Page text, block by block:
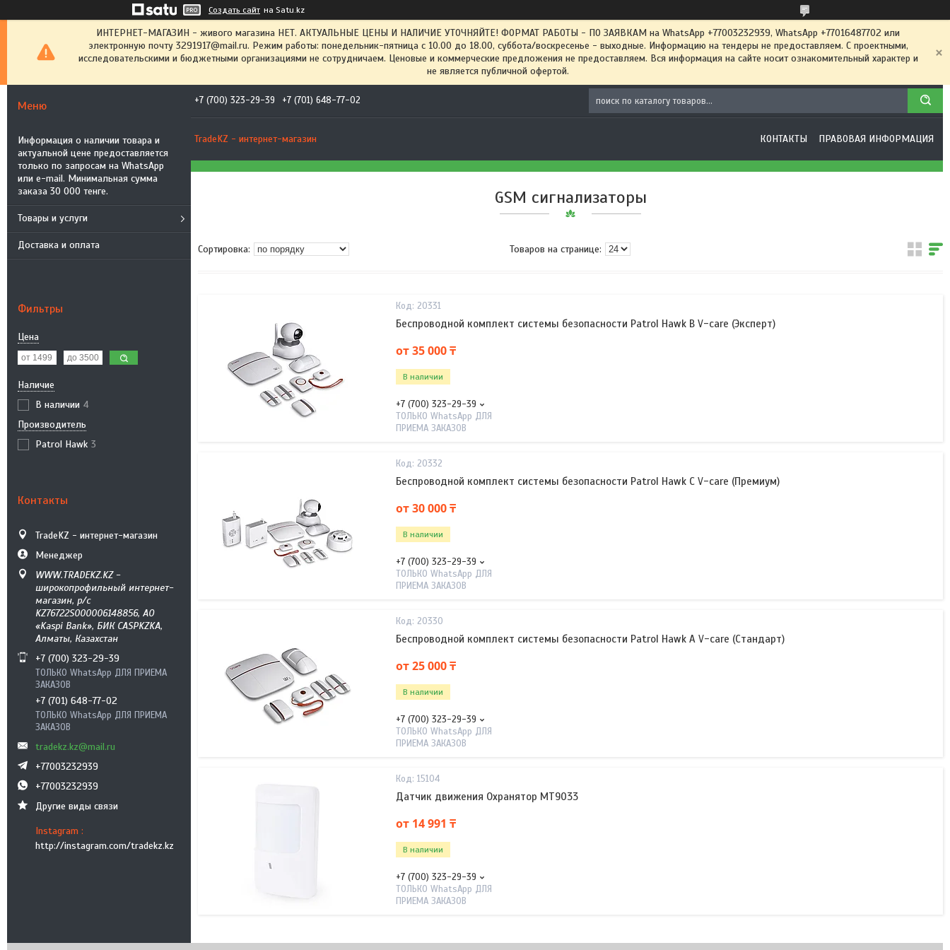
Создать сайт на Satu.kz
ИНТЕРНЕТ-МАГАЗИН - живого магазина НЕТ. АКТУАЛЬНЫЕ ЦЕНЫ И НАЛИЧИЕ УТОЧНЯЙТЕ! ФОРМАТ РАБОТЫ - ПО ЗАЯВКАМ на WhatsApp +77003232939, WhatsApp +77016487702 или
электронную почту 3291917@mail.ru. Режим работы: понедельник-пятница с 10.00 до 18.00, суббота/воскресенье - выходные. Информацию на тендеры не предоставляем. С проектными,
исследовательскими и бюджетными организациями не сотрудничаем. Ценовые и коммерческие предложения не предоставляем. Вся информация на сайте носит ознакомительный характер и
не является публичной офертой.
Информация о наличии товара и
актуальной цене предоставляется
только по запросам на WhatsApp
или e-mail. Минимальная сумма
заказа 30 000 тенге.
Товары и услуги
Доставка и оплата
Фильтры
Цена
Наличие
В наличии 4
Производитель
Patrol Hawk 3
Контакты
TradeKZ - интернет-магазин
Менеджер
WWW.TRADEKZ.KZ -
широкопрофильный интернет-
магазин, р/с
KZ76722S000006148856, АО
«Kaspi Bank», БИК CASPKZKA,
Алматы, Казахстан
+7 (700) 323-29-39
ТОЛЬКО WhatsApp ДЛЯ ПРИЕМА
ЗАКАЗОВ
+7 (701) 648-77-02
ТОЛЬКО WhatsApp ДЛЯ ПРИЕМА
ЗАКАЗОВ
tradekz.kz@mail.ru
+77003232939
+77003232939
Другие виды связи
Instagram
http://instagram.com/tradekz.kz
+7 (700) 323-29-39 +7 (701) 648-77-02
TradeKZ - интернет-магазин КОНТАКТЫ ПРАВОВАЯ ИНФОРМАЦИЯ
GSM сигнализаторы
20331
Беспроводной комплект системы безопасности Patrol Hawk B V-care (Эксперт)
от 35 000 ₸
В наличии
+7 (700) 323-29-39
ТОЛЬКО WhatsApp ДЛЯ
ПРИЕМА ЗАКАЗОВ
20332
Беспроводной комплект системы безопасности Patrol Hawk C V-care (Премиум)
от 30 000 ₸
В наличии
+7 (700) 323-29-39
ТОЛЬКО WhatsApp ДЛЯ
ПРИЕМА ЗАКАЗОВ
20330
Беспроводной комплект системы безопасности Patrol Hawk A V-care (Стандарт)
от 25 000 ₸
В наличии
+7 (700) 323-29-39
ТОЛЬКО WhatsApp ДЛЯ
ПРИЕМА ЗАКАЗОВ
15104
Датчик движения Охранятор MT9033
от 14 991 ₸
В наличии
+7 (700) 323-29-39
ТОЛЬКО WhatsApp ДЛЯ
ПРИЕМА ЗАКАЗОВ